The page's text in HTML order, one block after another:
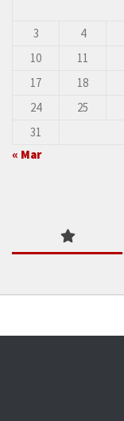
3
4
10
11
17
18
24
25
31
« Mar